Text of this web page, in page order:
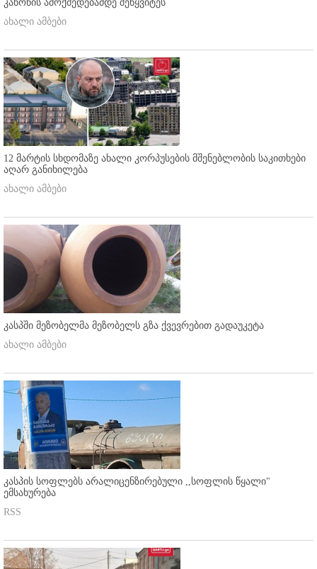
კანონის ამოქმედებამდე შეწყვიტეს
ახალი ამბები
12 მარტის სხდომაზე ახალი კორპუსების მშენებლობის საკითხები
აღარ განიხილება
ახალი ამბები
კასპში მეზობელმა მეზობელს გზა ქვევრებით გადაუკეტა
ახალი ამბები
კასპის სოფლებს არალიცენზირებული ,,სოფლის წყალი"
ემსახურება
RSS